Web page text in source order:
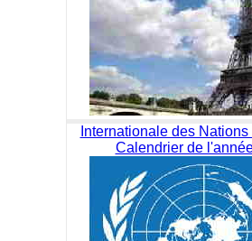
Internationale des
Calendrier de